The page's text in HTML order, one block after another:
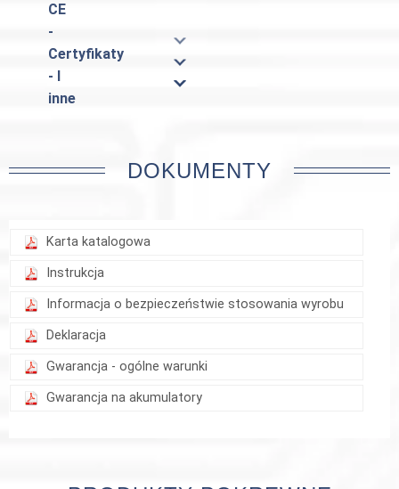
CE
-
Certyfikaty
- I
inne
DOKUMENTY
Karta katalogowa
Instrukcja
Informacja o bezpieczeństwie stosowania wyrobu
Deklaracja
Gwarancja - ogólne warunki
Gwarancja na akumulatory